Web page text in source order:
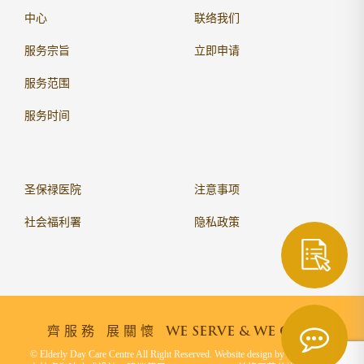
中心
服务宗旨
服务范围
服务时间
联络我们
立即申请
圣保禄医院
社会福利署
注意事项
隐私政策
齊服務 展關懷 WE SERVE & WE CARE
© Elderly Day Care Centre All Right Reserved. Website design byBingo (HK)